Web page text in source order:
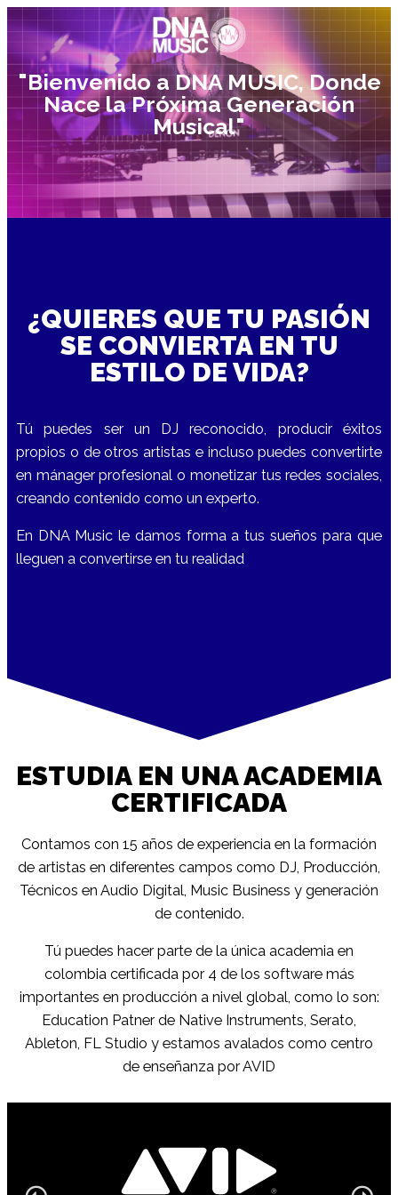
"Bienvenido a DNA MUSIC, Donde
Nace la Próxima Generación
Musical"
¿QUIERES QUE TU PASIÓN
SE CONVIERTA EN TU
ESTILO DE VIDA?
Tú puedes ser un DJ reconocido, producir éxitos
propios o de otros artistas e incluso puedes convertirte
en mánager profesional o monetizar tus redes sociales,
creando contenido como un experto.
En DNA Music le damos forma a tus sueños para que
lleguen a convertirse en tu realidad
ESTUDIA EN UNA ACADEMIA
CERTIFICADA
Contamos con 15 años de experiencia en la formación
de artistas en diferentes campos como DJ, Producción,
Técnicos en Audio Digital, Music Business y generación
de contenido.
Tú puedes hacer parte de la única academia en
colombia certificada por 4 de los software más
importantes en producción a nivel global, como lo son:
Education Patner de Native Instruments, Serato,
Ableton, FL Studio y estamos avalados como centro
de enseñanza por AVID